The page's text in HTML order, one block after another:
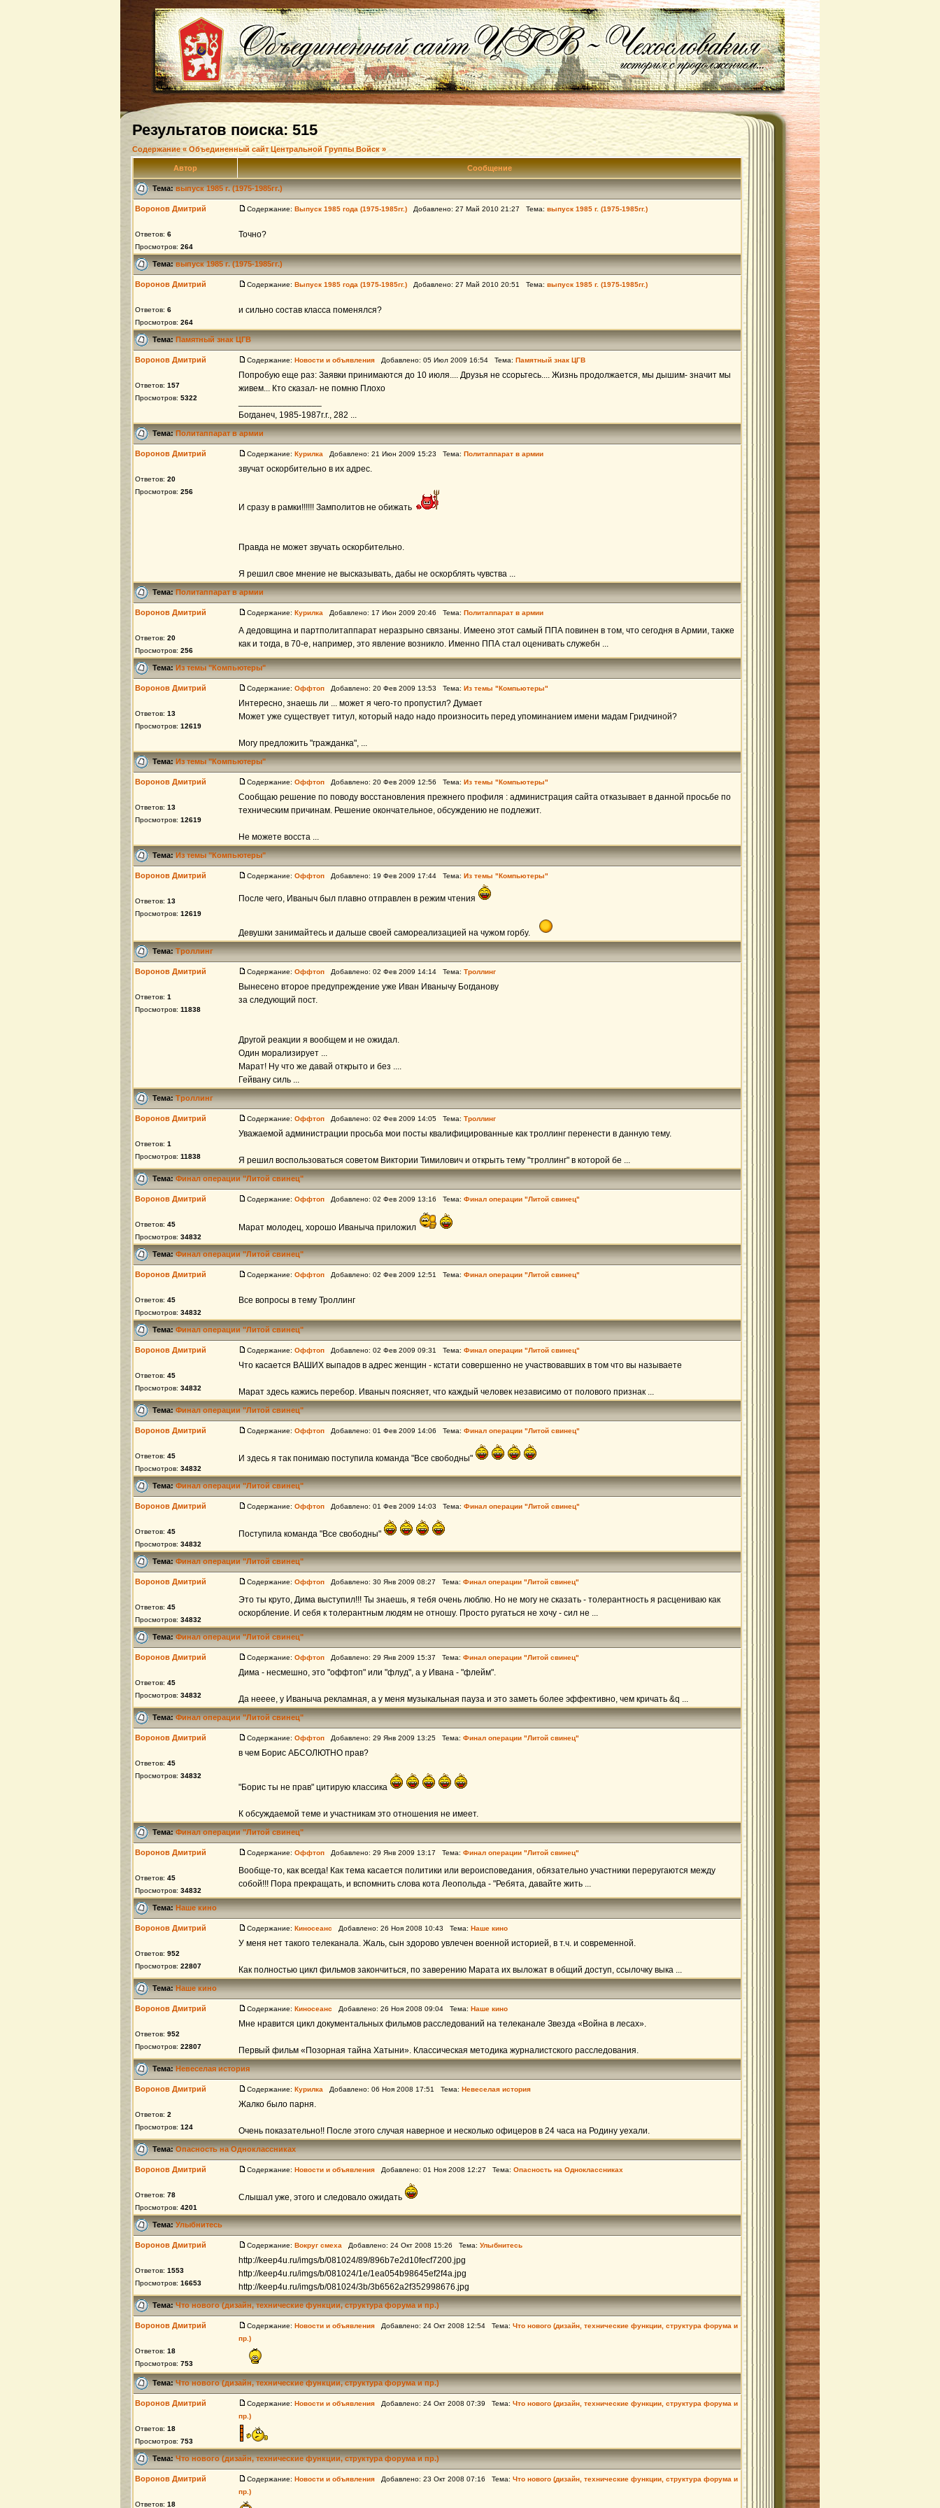
Результатов поиска: 515
Содержание « Объединенный сайт Центральной Группы Войск »
Автор Сообщение
Тема:выпуск 1985 г. (1975-1985гг.)
Воронов Дмитрий
Ответов: 6
Просмотров: 264
Содержание: Выпуск 1985 года (1975-1985гг.) Добавлено: 27 Май 2010 21:27 Тема: выпуск 1985 г. (1975-1985гг.)
Точно?
Тема:выпуск 1985 г. (1975-1985гг.)
Воронов Дмитрий
Ответов: 6
Просмотров: 264
Содержание: Выпуск 1985 года (1975-1985гг.) Добавлено: 27 Май 2010 20:51 Тема: выпуск 1985 г. (1975-1985гг.)
и сильно состав класса поменялся?
Тема:Памятный знак ЦГВ
Воронов Дмитрий
Ответов: 157
Просмотров: 5322
Содержание: Новости и объявления Добавлено: 05 Июл 2009 16:54 Тема: Памятный знак ЦГВ
Попробую еще раз: Заявки принимаются до 10 июля.... Друзья не ссорьтесь.... Жизнь продолжается, мы дышим- значит мы
живем... Кто сказал- не помню Плохо
Богданеч, 1985-1987г.г., 282 ...
Тема:Политаппарат в армии
Воронов Дмитрий
Ответов: 20
Просмотров: 256
Содержание: Курилка Добавлено: 21 Июн 2009 15:23 Тема: Политаппарат в армии
звучат оскорбительно в их адрес.
И сразу в рамки!!!!!! Замполитов не обижать
Правда не может звучать оскорбительно.
Я решил свое мнение не высказывать, дабы не оскорблять чувства ...
Тема:Политаппарат в армии
Воронов Дмитрий
Ответов: 20
Просмотров: 256
Содержание: Курилка Добавлено: 17 Июн 2009 20:46 Тема: Политаппарат в армии
А дедовщина и партполитаппарат неразрыно связаны. Имеено этот самый ППА повинен в том, что сегодня в Армии, также
как и тогда, в 70-е, например, это явление возникло. Именно ППА стал оценивать служебн ...
Тема:Из темы "Компьютеры"
Воронов Дмитрий
Ответов: 13
Просмотров: 12619
Содержание: Оффтоп Добавлено: 20 Фев 2009 13:53 Тема: Из темы "Компьютеры"
Интересно, знаешь ли ... может я чего-то пропустил? Думает
Может уже существует титул, который надо надо произносить перед упоминанием имени мадам Гридчиной?
Могу предложить "гражданка", ...
Тема:Из темы "Компьютеры"
Воронов Дмитрий
Ответов: 13
Просмотров: 12619
Содержание: Оффтоп Добавлено: 20 Фев 2009 12:56 Тема: Из темы "Компьютеры"
Сообщаю решение по поводу восстановления прежнего профиля : администрация сайта отказывает в данной просьбе по
техническим причинам. Решение окончательное, обсуждению не подлежит.
Не можете восста ...
Тема:Из темы "Компьютеры"
Воронов Дмитрий
Ответов: 13
Просмотров: 12619
Содержание: Оффтоп Добавлено: 19 Фев 2009 17:44 Тема: Из темы "Компьютеры"
После чего, Иваныч был плавно отправлен в режим чтения
Девушки занимайтесь и дальше своей самореализацией на чужом горбу.
Тема:Троллинг
Воронов Дмитрий
Ответов: 1
Просмотров: 11838
Содержание: Оффтоп Добавлено: 02 Фев 2009 14:14 Тема: Троллинг
Вынесено второе предупреждение уже Иван Иванычу Богданову
за следующий пост.
Другой реакции я вообщем и не ожидал.
Один морализирует ...
Марат! Ну что же давай открыто и без ....
Гейвану силь ...
Тема:Троллинг
Воронов Дмитрий
Ответов: 1
Просмотров: 11838
Содержание: Оффтоп Добавлено: 02 Фев 2009 14:05 Тема: Троллинг
Уважаемой администрации просьба мои посты квалифицированные как троллинг перенести в данную тему.
Я решил воспользоваться советом Виктории Тимилович и открыть тему "троллинг" в которой бе ...
Тема:Финал операции "Литой свинец"
Воронов Дмитрий
Ответов: 45
Просмотров: 34832
Содержание: Оффтоп Добавлено: 02 Фев 2009 13:16 Тема: Финал операции "Литой свинец"
Марат молодец, хорошо Иваныча приложил
Тема:Финал операции "Литой свинец"
Воронов Дмитрий
Ответов: 45
Просмотров: 34832
Содержание: Оффтоп Добавлено: 02 Фев 2009 12:51 Тема: Финал операции "Литой свинец"
Все вопросы в тему Троллинг
Тема:Финал операции "Литой свинец"
Воронов Дмитрий
Ответов: 45
Просмотров: 34832
Содержание: Оффтоп Добавлено: 02 Фев 2009 09:31 Тема: Финал операции "Литой свинец"
Что касается ВАШИХ выпадов в адрес женщин - кстати совершенно не участвовавших в том что вы называете
Марат здесь кажись перебор. Иваныч поясняет, что каждый человек независимо от полового признак ...
Тема:Финал операции "Литой свинец"
Воронов Дмитрий
Ответов: 45
Просмотров: 34832
Содержание: Оффтоп Добавлено: 01 Фев 2009 14:06 Тема: Финал операции "Литой свинец"
И здесь я так понимаю поступила команда "Все свободны"
Тема:Финал операции "Литой свинец"
Воронов Дмитрий
Ответов: 45
Просмотров: 34832
Содержание: Оффтоп Добавлено: 01 Фев 2009 14:03 Тема: Финал операции "Литой свинец"
Поступила команда "Все свободны"
Тема:Финал операции "Литой свинец"
Воронов Дмитрий
Ответов: 45
Просмотров: 34832
Содержание: Оффтоп Добавлено: 30 Янв 2009 08:27 Тема: Финал операции "Литой свинец"
Это ты круто, Дима выступил!!! Ты знаешь, я тебя очень люблю. Но не могу не сказать - толерантность я расцениваю как
оскорбление. И себя к толерантным людям не отношу. Просто ругаться не хочу - сил не ...
Тема:Финал операции "Литой свинец"
Воронов Дмитрий
Ответов: 45
Просмотров: 34832
Содержание: Оффтоп Добавлено: 29 Янв 2009 15:37 Тема: Финал операции "Литой свинец"
Дима - несмешно, это "оффтоп" или "флуд", а у Ивана - "флейм".
Да нееее, у Иваныча рекламная, а у меня музыкальная пауза и это заметь более эффективно, чем кричать &q ...
Тема:Финал операции "Литой свинец"
Воронов Дмитрий
Ответов: 45
Просмотров: 34832
Содержание: Оффтоп Добавлено: 29 Янв 2009 13:25 Тема: Финал операции "Литой свинец"
в чем Борис АБСОЛЮТНО прав?
"Борис ты не прав" цитирую классика
К обсуждаемой теме и участникам это отношения не имеет.
Тема:Финал операции "Литой свинец"
Воронов Дмитрий
Ответов: 45
Просмотров: 34832
Содержание: Оффтоп Добавлено: 29 Янв 2009 13:17 Тема: Финал операции "Литой свинец"
Вообще-то, как всегда! Как тема касается политики или вероисповедания, обязательно участники переругаются между
собой!!! Пора прекращать, и вспомнить слова кота Леопольда - "Ребята, давайте жить ...
Тема:Наше кино
Воронов Дмитрий
Ответов: 952
Просмотров: 22807
Содержание: Киносеанс Добавлено: 26 Ноя 2008 10:43 Тема: Наше кино
У меня нет такого телеканала. Жаль, сын здорово увлечен военной историей, в т.ч. и современной.
Как полностью цикл фильмов закончиться, по заверению Марата их выложат в общий доступ, ссылочку выка ...
Тема:Наше кино
Воронов Дмитрий
Ответов: 952
Просмотров: 22807
Содержание: Киносеанс Добавлено: 26 Ноя 2008 09:04 Тема: Наше кино
Мне нравится цикл документальных фильмов расследований на телеканале Звезда «Война в лесах».
Первый фильм «Позорная тайна Хатыни». Классическая методика журналистского расследования.
Тема:Невеселая история
Воронов Дмитрий
Ответов: 2
Просмотров: 124
Содержание: Курилка Добавлено: 06 Ноя 2008 17:51 Тема: Невеселая история
Жалко было парня.
Очень показательно!! После этого случая наверное и несколько офицеров в 24 часа на Родину уехали.
Тема:Опасность на Одноклассниках
Воронов Дмитрий
Ответов: 78
Просмотров: 4201
Содержание: Новости и объявления Добавлено: 01 Ноя 2008 12:27 Тема: Опасность на Одноклассниках
Слышал уже, этого и следовало ожидать
Тема:Улыбнитесь
Воронов Дмитрий
Ответов: 1553
Просмотров: 16653
Содержание: Вокруг смеха Добавлено: 24 Окт 2008 15:26 Тема: Улыбнитесь
http://keep4u.ru/imgs/b/081024/89/896b7e2d10fecf7200.jpg
http://keep4u.ru/imgs/b/081024/1e/1ea054b98645ef2f4a.jpg
http://keep4u.ru/imgs/b/081024/3b/3b6562a2f352998676.jpg
Тема:Что нового (дизайн, технические функции, структура форума и пр.)
Воронов Дмитрий
Ответов: 18
Просмотров: 753
Содержание: Новости и объявления Добавлено: 24 Окт 2008 12:54 Тема: Что нового (дизайн, технические функции, структура форума и
пр.)
Тема:Что нового (дизайн, технические функции, структура форума и пр.)
Воронов Дмитрий
Ответов: 18
Просмотров: 753
Содержание: Новости и объявления Добавлено: 24 Окт 2008 07:39 Тема: Что нового (дизайн, технические функции, структура форума и
пр.)
Тема:Что нового (дизайн, технические функции, структура форума и пр.)
Воронов Дмитрий
Ответов: 18
Содержание: Новости и объявления Добавлено: 23 Окт 2008 07:16 Тема: Что нового (дизайн, технические функции, структура форума и
пр.)